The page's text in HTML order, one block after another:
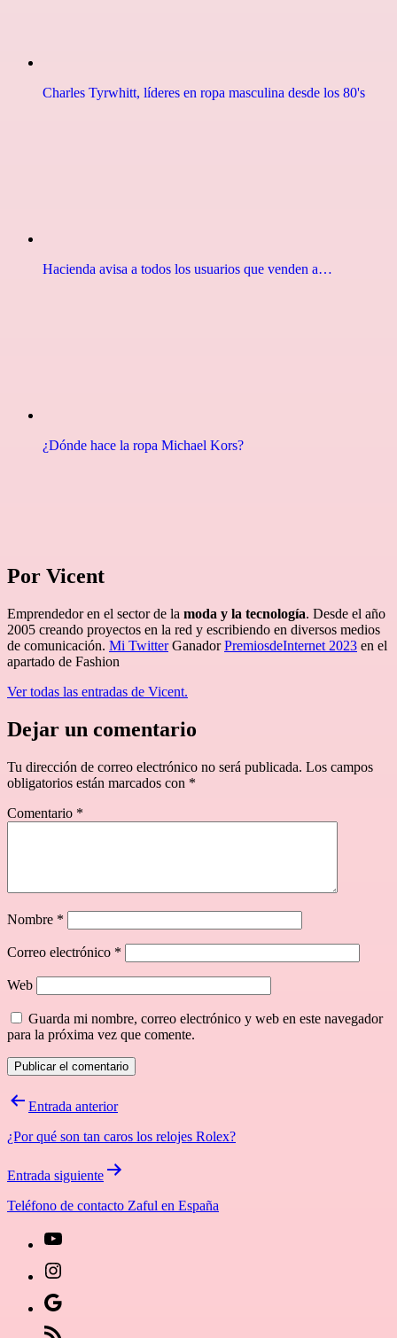
Charles Tyrwhitt, líderes en ropa masculina desde los 80's
Hacienda avisa a todos los usuarios que venden a…
¿Dónde hace la ropa Michael Kors?
Por Vicent
Emprendedor en el sector de la moda y la tecnología. Desde el año
2005 creando proyectos en la red y escribiendo en diversos medios
de comunicación. Mi TwitterGanadorPremiosdeInternet 2023 en el
apartado de Fashion
Ver todas las entradas de Vicent.
Dejar un comentario
Tu dirección de correo electrónico no será publicada. Los campos
obligatorios están marcados con *
Comentario *
Nombre *
Correo electrónico *
Web
Guarda mi nombre, correo electrónico y web en este navegador
para la próxima vez que comente.
Navegación
entradas
Entrada anterior
¿Por qué son tan caros los relojes Rolex?
Entrada siguiente
Teléfono de contacto Zaful en España